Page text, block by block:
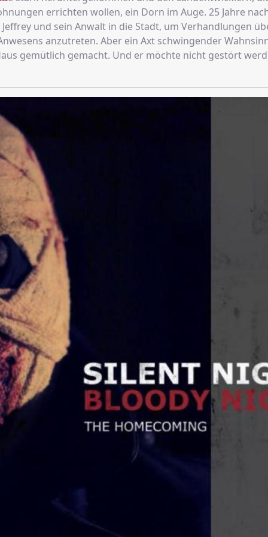
errichten wollen, ein Dorn im Auge. 25 Jahre
und sein Anwalt in die Stadt, um Verhandlungen
anzutreten. Aber ein Axt schwingender
gemütlich gemacht. Und er möchte nicht gestört